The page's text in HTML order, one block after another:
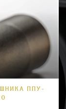
ППУ-